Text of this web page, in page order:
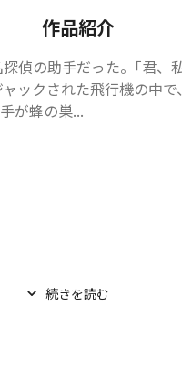
作品紹介
の助手だった。｢君、
ックされた飛行機の中
が蜂の巣...
続きを読む